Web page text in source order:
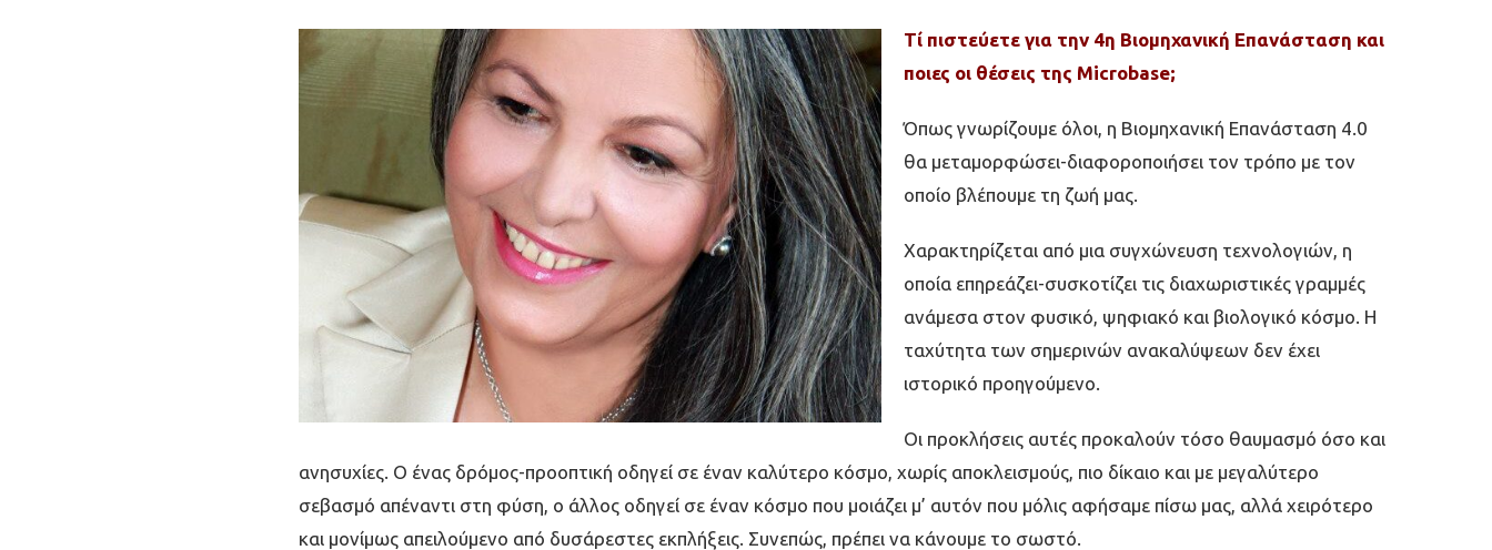
Τί πιστεύετε για την 4η Βιομηχανική Επανάσταση και
ποιες οι θέσεις της Microbase;
Όπως γνωρίζουµε όλοι, η Βιοµηχανική Επανάσταση 4.0
θα µεταµορφώσει-διαφοροποιήσει τον τρόπο µε τον
οποίο βλέπουµε τη ζωή µας.
Χαρακτηρίζεται από µια συγχώνευση τεχνολογιών, η
οποία επηρεάζει-συσκοτίζει τις διαχωριστικές γραµµές
ανάµεσα στον φυσικό, ψηφιακό και βιολογικό κόσµο. Η
ταχύτητα των σηµερινών ανακαλύψεων δεν έχει
ιστορικό προηγούµενο.
Οι προκλήσεις αυτές προκαλούν τόσο θαυµασµό όσο και
ανησυχίες. Ο ένας δρόµος-προοπτική οδηγεί σε έναν καλύτερο κόσµο, χωρίς αποκλεισµούς, πιο δίκαιο και µε µεγαλύτερο
σεβασµό απέναντι στη φύση, ο άλλος οδηγεί σε έναν κόσµο που µοιάζει µ’ αυτόν που µόλις αφήσαµε πίσω µας, αλλά χειρότερο
και µονίµως απειλούµενο από δυσάρεστες εκπλήξεις. Συνεπώς, πρέπει να κάνουµε το σωστό.